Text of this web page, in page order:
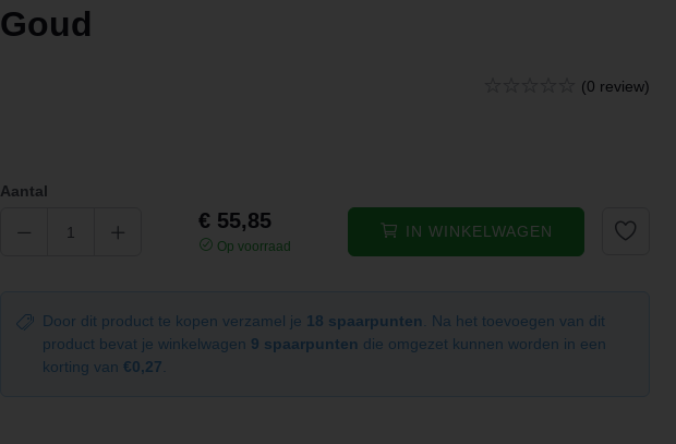
Goud
(0 review)
Aantal
€ 55,85
Op voorraad
IN WINKELWAGEN
Door dit product te kopen verzamel je 18 spaarpunten
. Na het toevoegen van dit
product bevat je winkelwagen 9 spaarpunten die omgezet kunnen worden in een
korting van €0,27